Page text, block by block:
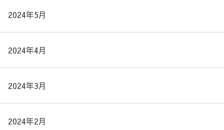
2024年5月
2024年4月
2024年3月
2024年2月